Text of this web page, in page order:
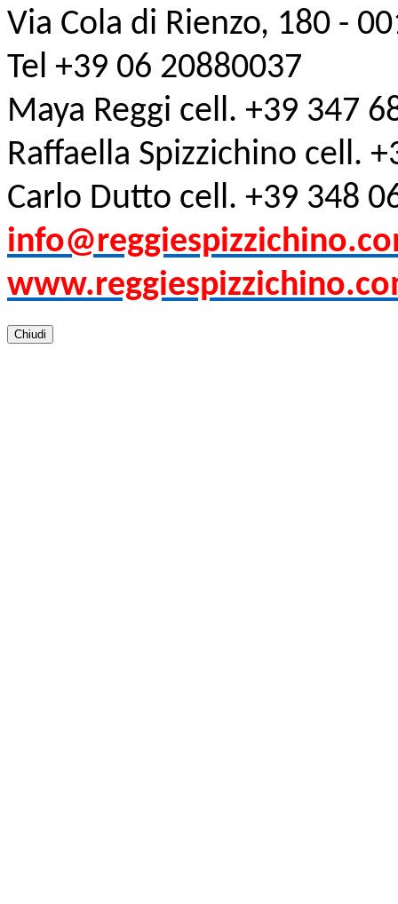
Via Cola di Rienzo, 180 -
Tel +39 06 20880037
Maya Reggi cell. +39 347
Raffaella Spizzichino cell.
Carlo Dutto cell. +39 348
Chiudi